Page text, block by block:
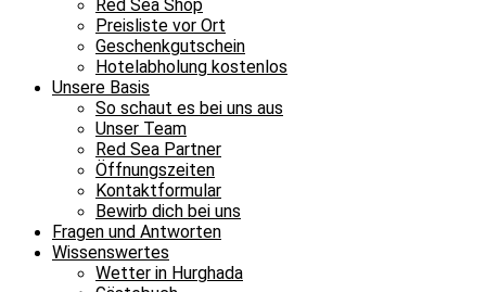
Red Sea Shop
Preisliste vor Ort
Geschenkgutschein
Hotelabholung kostenlos
Unsere Basis
So schaut es bei uns aus
Unser Team
Red Sea Partner
Öffnungszeiten
Kontaktformular
Bewirb dich bei uns
Fragen und Antworten
Wissenswertes
Wetter in Hurghada